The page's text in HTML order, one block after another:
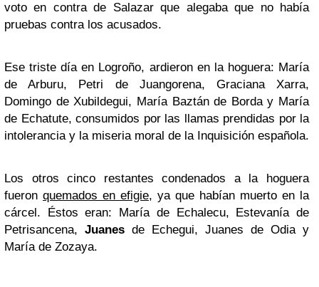
voto en contra de Salazar que alegaba que no había
pruebas contra los acusados.
Ese triste día en Logroño, ardieron en la hoguera: María
de Arburu, Petri de Juangorena, Graciana Xarra,
Domingo de Xubildegui, María Baztán de Borda y María
de Echatute, consumidos por las llamas prendidas por la
intolerancia y la miseria moral de la Inquisición española.
Los otros cinco restantes condenados a la hoguera
fueron quemados en efigie, ya que habían muerto en la
cárcel. Éstos eran: María de Echalecu, Estevanía de
Petrisancena, Juanes de Echegui, Juanes de Odia y
María de Zozaya.